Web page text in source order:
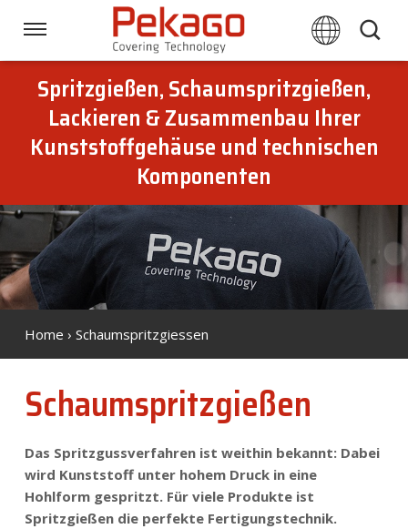
links
the
content
Jump
navigation
Startseite
Verfahren
Branchen
Downloads
Nachrichten
Kontakt
Spritzgießen, Schaumspritzgießen,
Lackieren & Zusammenbau Ihrer
Kunststoffgehäuse und technischen
Komponenten
Home › Schaumspritzgiessen
Schaumspritzgießen
Das Spritzgussverfahren ist weithin bekannt: Dabei
wird Kunststoff unter hohem Druck in eine
Hohlform gespritzt. Für viele Produkte ist
Spritzgießen die perfekte Fertigungstechnik.